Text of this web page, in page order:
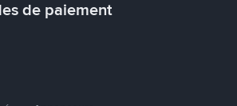
de paiement